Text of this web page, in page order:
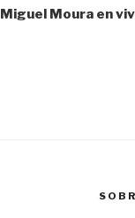
Miguel Moura en